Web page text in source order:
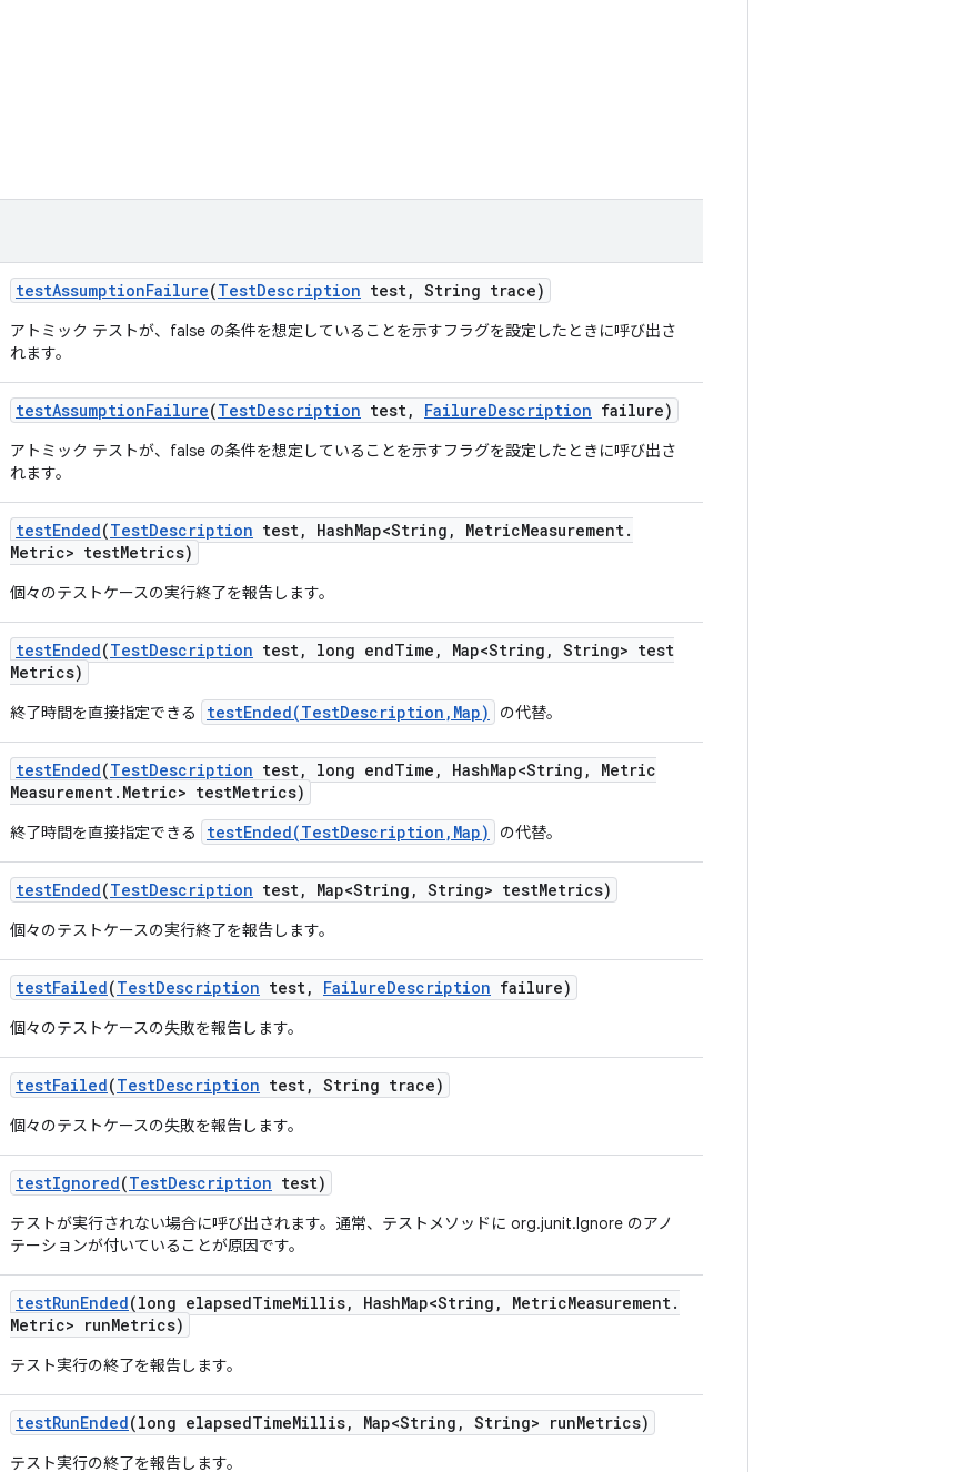
testAssumptionFailure(TestDescription test, String trace)
アトミック テストが、false の条件を想定していることを示すフラグを設定したときに呼び出さ
れます。
testAssumptionFailure(TestDescription test, FailureDescription failure)
アトミック テストが、false の条件を想定していることを示すフラグを設定したときに呼び出さ
れます。
testEnded(TestDescription test, HashMap<String , MetricMeasurement.
Metric> testMetrics)
個々のテストケースの実行終了を報告します。
testEnded(TestDescription test, long endTime , Map<String , String> test
Metrics)
終了時間を直接指定できる testEnded(TestDescription,Map) の代替。
testEnded(TestDescription test, long endTime , HashMap<String ,
Metric
Measurement. Metric> testMetrics)
終了時間を直接指定できる testEnded(TestDescription,Map) の代替。
testEnded(TestDescription test, Map<String , String> testMetrics)
個々のテストケースの実行終了を報告します。
testFailed(TestDescription test, FailureDescription failure)
個々のテストケースの失敗を報告します。
testFailed(TestDescription test, String trace)
個々のテストケースの失敗を報告します。
testIgnored(TestDescription test)
テストが実行されない場合に呼び出されます。通常、テストメソッドに org.junit.Ignore のアノ
テーションが付いていることが原因です。
testRunEnded(long elapsedTimeMillis, HashMap<String , MetricMeasurement.
Metric> runMetrics)
テスト実行の終了を報告します。
testRunEnded(long elapsedTimeMillis, Map<String , String> runMetrics)
テスト実行の終了を報告します。